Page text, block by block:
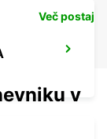
Več postaj
v